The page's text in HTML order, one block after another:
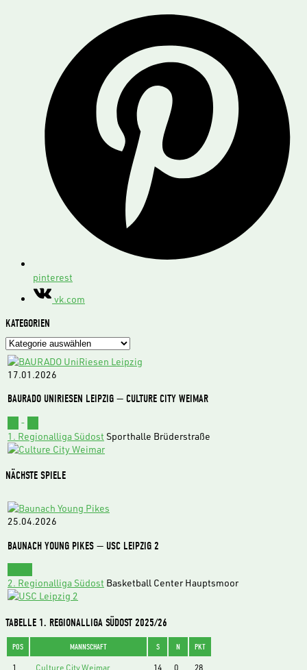
pinterest
vk.com
KATEGORIEN
Kategorien
17.01.2026
BAURADO UNIRIESEN LEIPZIG — CULTURE CITY WEIMAR
-
1. Regionalliga Südost Sporthalle Brüderstraße
NÄCHSTE SPIELE
25.04.2026
BAUNACH YOUNG PIKES — USC LEIPZIG 2
2. Regionalliga Südost Basketball Center Hauptsmoor
TABELLE 1. REGIONALLIGA SÜDOST 2025/26
POS MANNSCHAFT S N PKT
1 Culture City Weimar 14 0
28